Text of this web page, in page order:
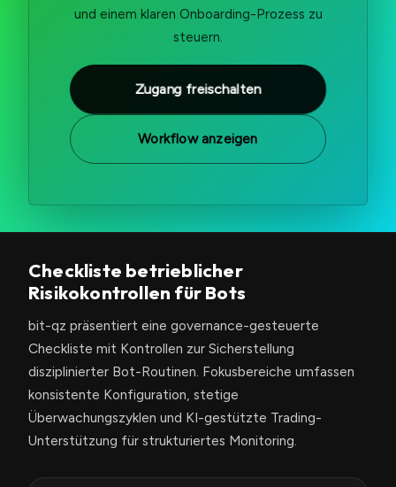
und einem klaren Onboarding-Prozess zu
steuern.
Zugang freischalten
Workflow anzeigen
Checkliste betrieblicher
Risikokontrollen für Bots
bit-qz präsentiert eine governance-gesteuerte
Checkliste mit Kontrollen zur Sicherstellung
disziplinierter Bot-Routinen. Fokusbereiche umfassen
konsistente Konfiguration, stetige
Überwachungszyklen und KI-gestützte Trading-
Unterstützung für strukturiertes Monitoring.